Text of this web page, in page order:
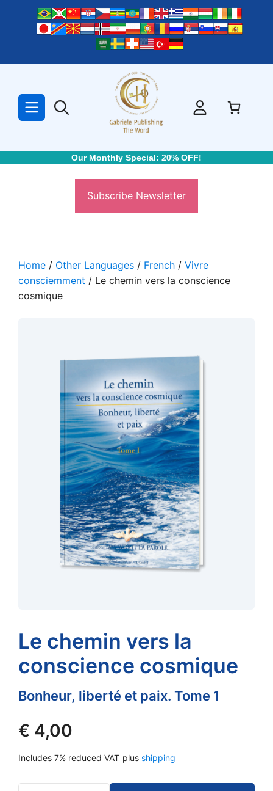
Our Monthly Special: 20% OFF!
Subscribe Newsletter
Home / Other Languages / French / Vivre
consciemment / Le chemin vers la conscience
cosmique
Le chemin vers la
conscience cosmique
Bonheur, liberté et paix. Tome 1
€ 4,00
Includes 7% reduced VAT plus shipping